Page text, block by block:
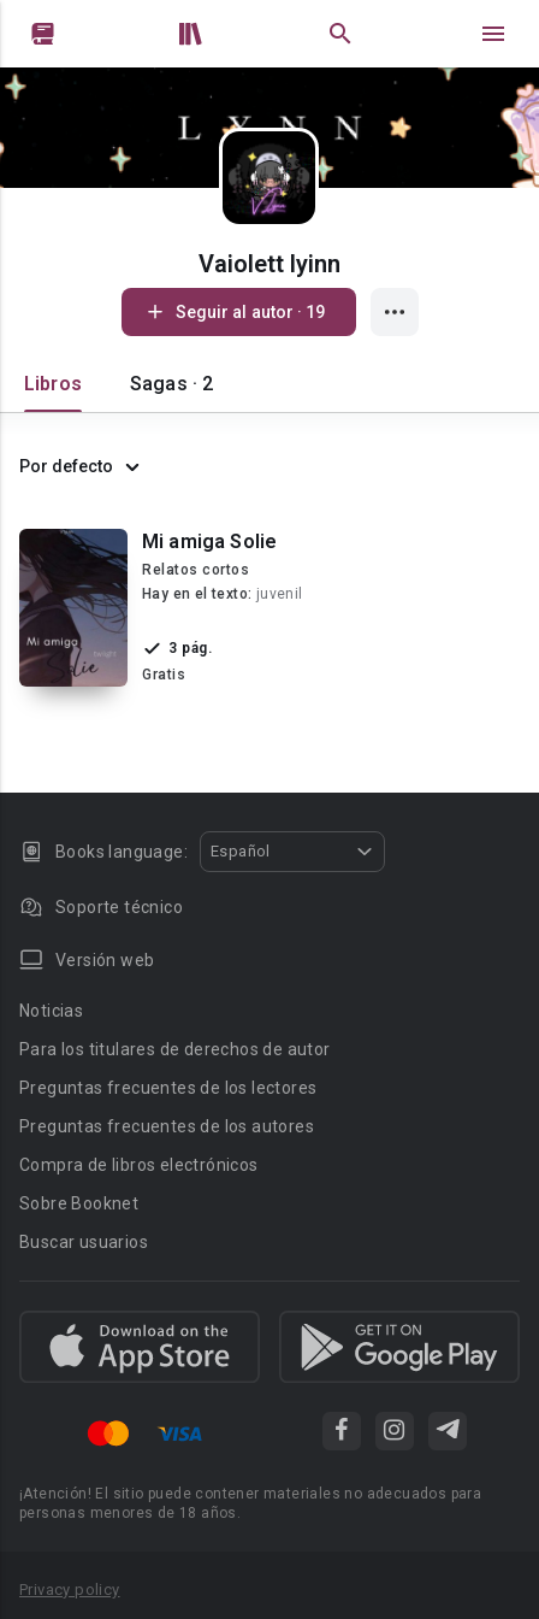
 
Vaiolett lyinn
Seguir al autor · 19
Libros Sagas · 2
Por defecto
Mi amiga Solie
Relatos cortos
Hay en el texto: juvenil
3 pág.
Gratis
Books language: Español
Soporte técnico
Versión web
Noticias
Para los titulares de derechos de autor
Preguntas frecuentes de los lectores
Preguntas frecuentes de los autores
Compra de libros electrónicos
Sobre Booknet
Buscar usuarios
¡Atención! El sitio puede contener materiales no adecuados para
personas menores de 18 años.
Privacy policy